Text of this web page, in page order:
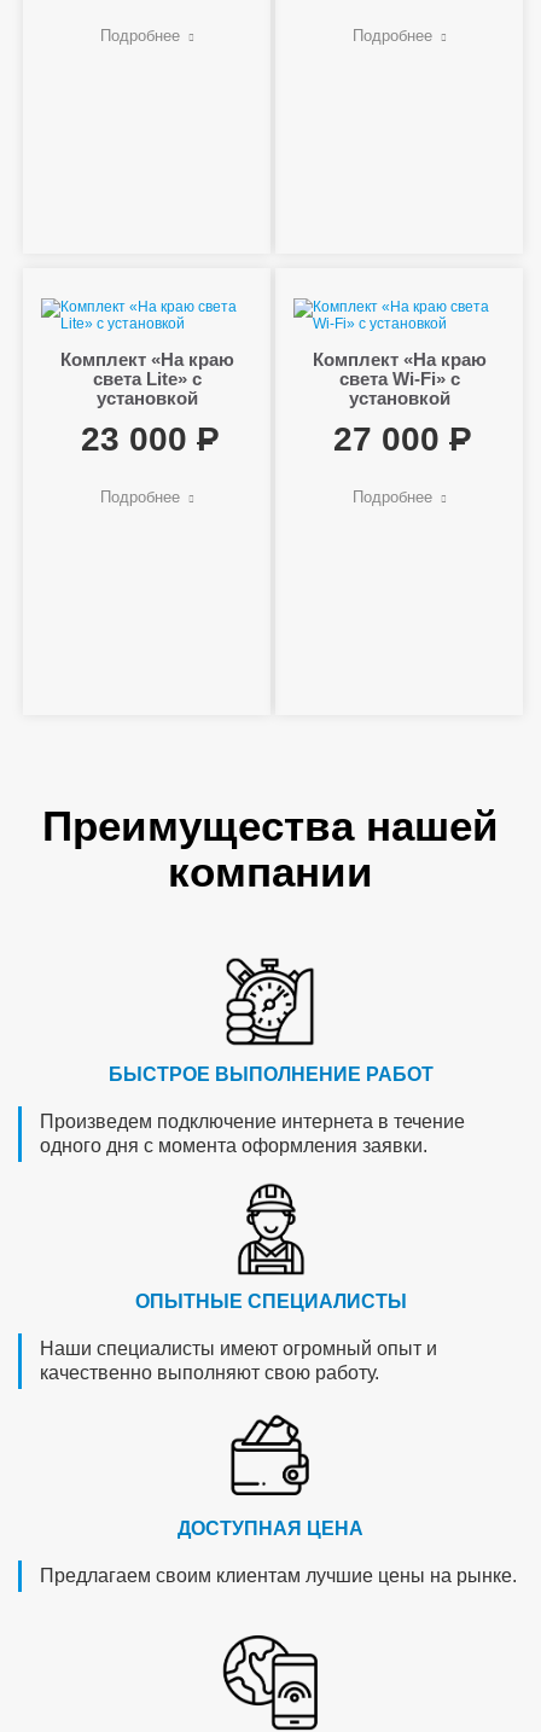
Подробнее Подробнее
Комплект «На краю
света Lite» с
установкой
23 000
Подробнее
Комплект «На краю
света Wi-Fi» с
установкой
27 000
Подробнее
Преимущества нашей
компании
БЫСТРОЕ ВЫПОЛНЕНИЕ РАБОТ
Произведем подключение интернета в течение
одного дня с момента оформления заявки.
ОПЫТНЫЕ СПЕЦИАЛИСТЫ
Наши специалисты имеют огромный опыт и
качественно выполняют свою работу.
ДОСТУПНАЯ ЦЕНА
Предлагаем своим клиентам лучшие цены на рынке.